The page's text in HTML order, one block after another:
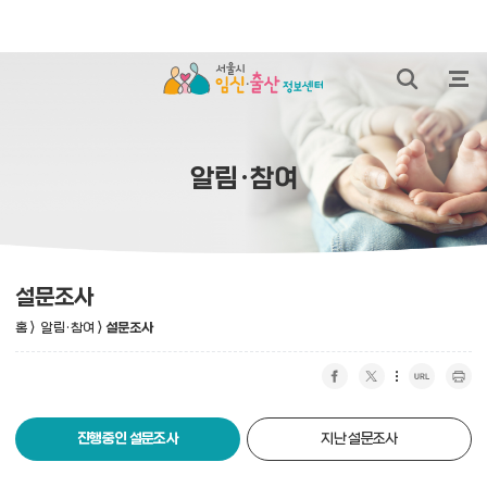
통합검색 열
전
알림·참여
설문조사
홈 > 알림·참여 > 설문조사
진행중인 설문조사 지난 설문조사